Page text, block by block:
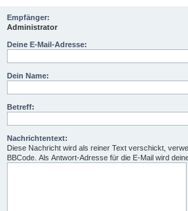
Empfänger:
Administrator
Deine E-Mail-Adresse:
Dein Name:
Betreff:
Nachrichtentext:
Diese Nachricht wird als reiner Text verschickt,
BBCode. Als Antwort-Adresse für die E-Mail wird